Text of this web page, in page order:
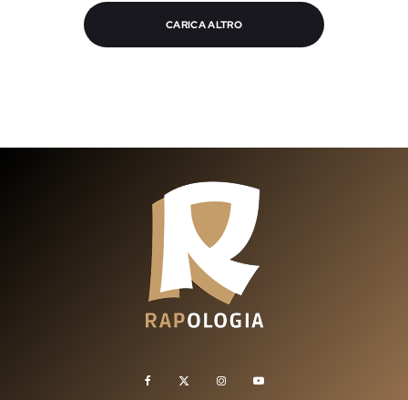
CARICA ALTRO